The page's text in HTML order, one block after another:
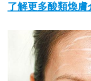
了解更多酸類煥膚